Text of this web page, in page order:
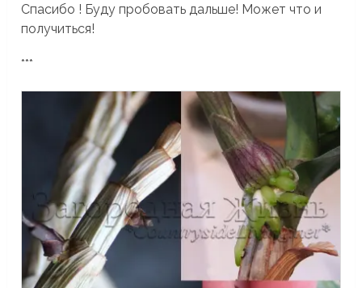
Спасибо ! Буду пробовать дальше! Может что и
получиться!
***